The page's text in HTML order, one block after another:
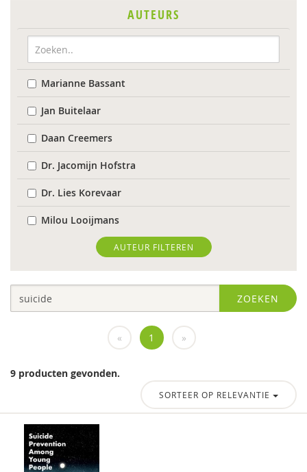
AUTEURS
Marianne Bassant
Jan Buitelaar
Daan Creemers
Dr. Jacomijn Hofstra
Dr. Lies Korevaar
Milou Looijmans
Yvonne Stikkelbroek
Leonie van Vuuren
Lieke Wijnhoven
AUTEUR FILTEREN
ZOEKEN
« 1 »
9 producten gevonden.
SORTEER OP RELEVANTIE